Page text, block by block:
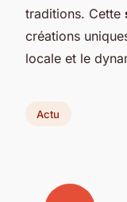
traditions. Cette
créations
locale et le
Actu